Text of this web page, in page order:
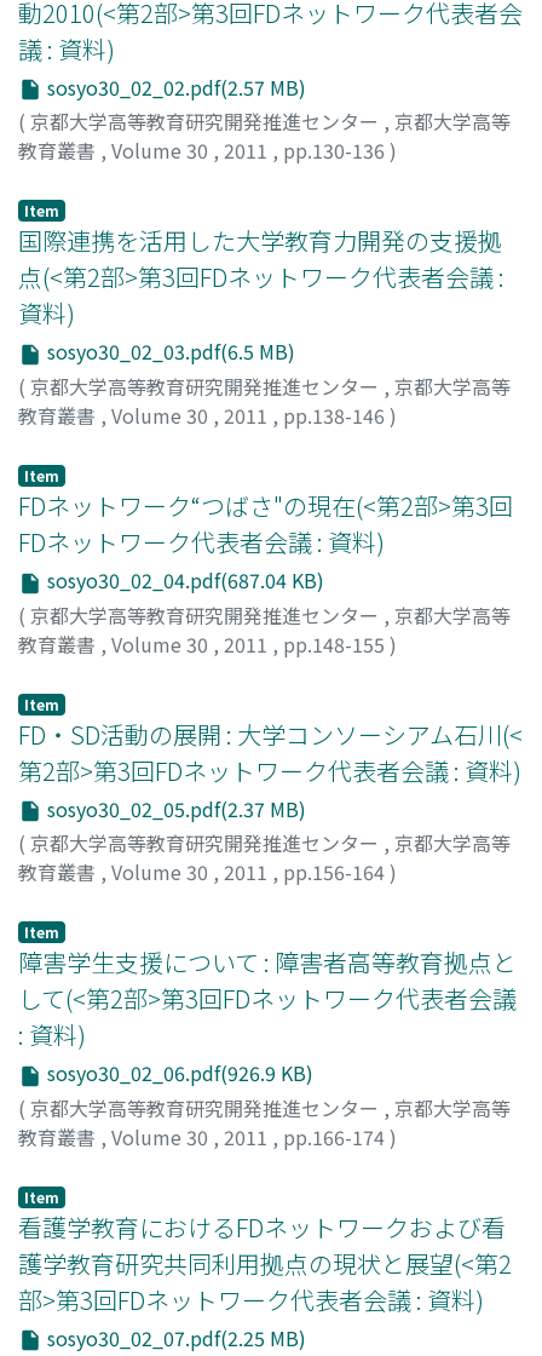
動2010(<第2部>第3回FDネットワーク代表者会
議 : 資料)
sosyo30_02_02.pdf(2.57 MB)
( 京都大学高等教育研究開発推進センター , 京都大学高等
教育叢書 , Volume 30 , 2011 , pp.130-136 )
Item
国際連携を活用した大学教育力開発の支援拠
点(<第2部>第3回FDネットワーク代表者会議 :
資料)
sosyo30_02_03.pdf(6.5 MB)
( 京都大学高等教育研究開発推進センター , 京都大学高等
教育叢書 , Volume 30 , 2011 , pp.138-146 )
Item
FDネットワーク“つばさ"の現在(<第2部>第3回
FDネットワーク代表者会議 : 資料)
sosyo30_02_04.pdf(687.04 KB)
( 京都大学高等教育研究開発推進センター , 京都大学高等
教育叢書 , Volume 30 , 2011 , pp.148-155 )
Item
FD・SD活動の展開 : 大学コンソーシアム石川(<
第2部>第3回FDネットワーク代表者会議 : 資料)
sosyo30_02_05.pdf(2.37 MB)
( 京都大学高等教育研究開発推進センター , 京都大学高等
教育叢書 , Volume 30 , 2011 , pp.156-164)
ル;ハヤシ, トオル
Item
障害学生支援について : 障害者高等教育拠点と
して(<第2部>第3回FDネットワーク代表者会議
: 資料)
sosyo30_02_06.pdf(926.9 KB)
( 京都大学高等教育研究開発推進センター , 京都大学高等
教育叢書 , Volume 30 , 2011 , pp.166-174)
Item
看護学教育におけるFDネットワークおよび看
護学教育研究共同利用拠点の現状と展望(<第2
部>第3回FDネットワーク代表者会議 : 資料)
sosyo30_02_07.pdf(2.25 MB)